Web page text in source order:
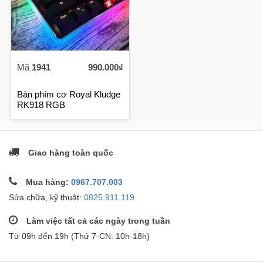
Mã 1941 990.000₫
Bàn phím cơ Royal Kludge
RK918 RGB
Giao hàng toàn quốc
Mua hàng: 0967.707.003
Sửa chữa, kỹ thuật: 0825.911.119
Làm việc tất cả các ngày trong tuần
Từ 09h đến 19h (Thứ 7-CN: 10h-18h)